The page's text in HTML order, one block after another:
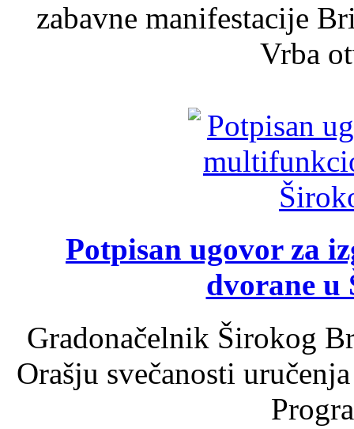
zabavne manifestacije
Vrba
Potpisan ugovor za
dvorane u
Gradonačelnik Širokog
Orašju svečanosti